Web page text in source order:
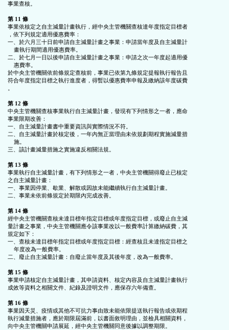
事業查核。
第 11 條
事業依核定之自主減量計畫執行，經中央主管機關查核達年度指定目標者
，依下列規定適用優惠費率：
一、於六月三十日前申請自主減量計畫之事業：申請當年度及自主減量計
二、於七月一日以後申請自主減量計畫之事業：申請之次一年度起適用優
於中央主管機關依前條規定查核前，事業已依第九條規定提報執行報告且
符合年度指定目標之執行進度者，得暫以優惠費率申報及繳納該年度碳費
。
第 12 條
中央主管機關查核事業執行自主減量計畫，發現有下列情形之一者，應命
事業限期改善：
一、自主減量計畫書中重要資訊與實際情況不符。
二、自主減量計畫於核定後，一年內無正當理由未依規劃期程實施減量措
三、該計畫減量措施之實施違反相關法規。
第 13 條
事業執行自主減量計畫，有下列情形之一者，中央主管機關得廢止已核定
之自主減量計畫：
一、事業因停業、歇業、解散或因故未能繼續執行自主減量計畫。
二、事業未依前條規定於期限內完成改善。
第 14 條
經中央主管機關查核未達目標年指定目標或年度指定目標，或廢止自主減
量計畫之事業，中央主管機關應令該事業改以一般費率計算繳納碳費，其
規定如下：
一、查核未達目標年指定目標或年度指定目標：經查核且未達指定目標之
二、廢止自主減量計畫：自廢止當年度及其後年度，改為一般費率。
第 15 條
事業申請核定自主減量計畫，其申請資料、核定內容及自主減量計畫執行
成效等資料之相關文件、紀錄及證明文件，應保存六年備查。
第 16 條
事業因天災、疫情或其他不可抗力事由致未能依限提送執行報告或依期程
執行減量措施者，應於期限屆滿前，以書面敘明理由，並檢具相關資料，
向中央主管機關申請展延，經中央主管機關同意後據以調整期限。